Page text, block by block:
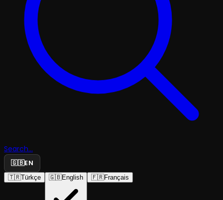
Search...
🇬🇧EN
🇹🇷Türkçe 🇬🇧English 🇫🇷Français